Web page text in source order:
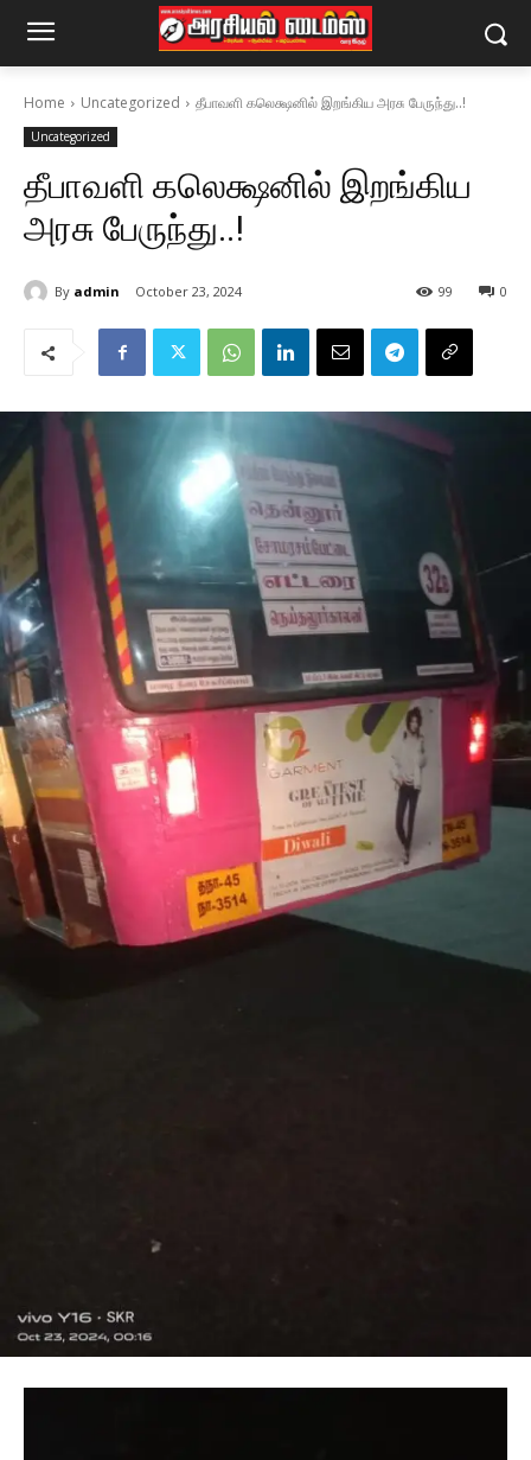
Home Uncategorized தீபாவளி கலெக்ஷனில் இறங்கிய அரசு பேருந்து..!
Uncategorized
தீபாவளி கலெக்ஷனில் இறங்கிய
அரசு பேருந்து..!
By admin October 23, 2024 0
99